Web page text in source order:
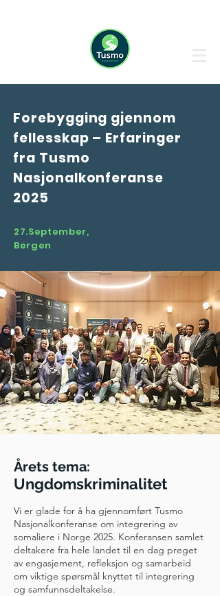
Forebygging gjennom
fellesskap – Erfaringer
fra Tusmo
Nasjonalkonferanse
2025
27.September,
Bergen
Årets tema:
Ungdomskriminalitet
Vi er glade for å ha gjennomført Tusmo
Nasjonalkonferanse om integrering av
somaliere i Norge 2025. Konferansen samlet
deltakere fra hele landet til en dag preget
av engasjement, refleksjon og samarbeid
om viktige spørsmål knyttet til integrering
og samfunnsdeltakelse.